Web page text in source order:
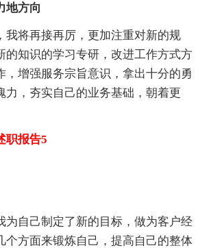
方向
将再接再厉，更加注重对新的规
的知识的学习专研，改进工作方式方
，增强服务宗旨意识，拿出十分的勇
力，夯实自己的业务基础，朝着更
职报告5
自己制定了新的目标，做为客户经
个方面来锻炼自己，提高自己的整体